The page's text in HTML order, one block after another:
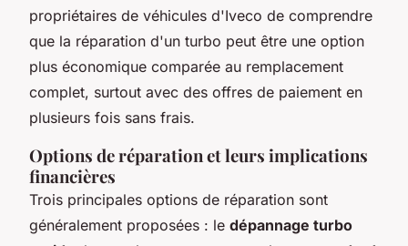
propriétaires de véhicules d'Iveco de comprendre
que la réparation d'un turbo peut être une option
plus économique comparée au remplacement
complet, surtout avec des offres de paiement en
plusieurs fois sans frais.
Options de réparation et leurs implications
financières
Trois principales options de réparation sont
généralement proposées : le dépannage turbo